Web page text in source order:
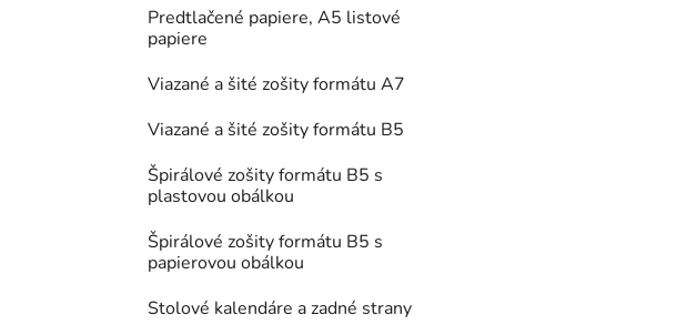
Predtlačené papiere, A5 listové
papiere
Viazané a šité zošity formátu A7
Viazané a šité zošity formátu B5
Špirálové zošity formátu B5 s
plastovou obálkou
Špirálové zošity formátu B5 s
papierovou obálkou
Stolové kalendáre a zadné strany